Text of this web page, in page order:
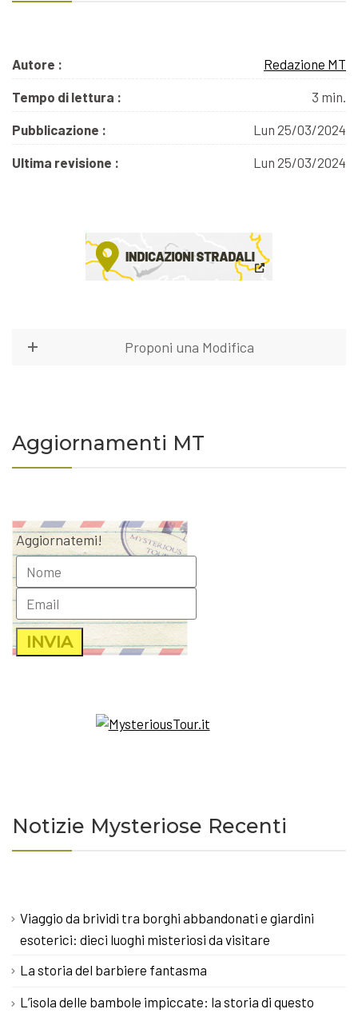
Autore : Redazione MT
Tempo di lettura : 3 min.
Pubblicazione : Lun 25/03/2024
Ultima revisione : Lun 25/03/2024
Proponi una Modifica
Aggiornamenti MT
Aggiornatemi!
Notizie Mysteriose Recenti
Viaggio da brividi tra borghi abbandonati e giardini
esoterici: dieci luoghi misteriosi da visitare
La storia del barbiere fantasma
L’isola delle bambole impiccate: la storia di questo